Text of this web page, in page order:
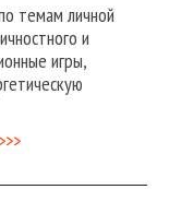
темам личной
и
игры,